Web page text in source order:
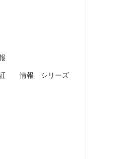
証 情報 シリーズ